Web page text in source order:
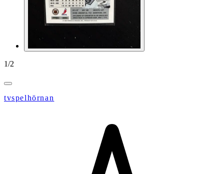
1/2
tvspelhörnan